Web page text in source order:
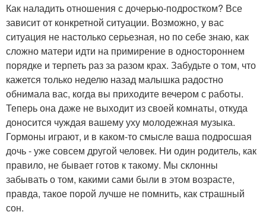
Как наладить отношения с дочерью-подростком? Все
зависит от конкретной ситуации. Возможно, у вас
ситуация не настолько серьезная, но по себе знаю, как
сложно матери идти на примирение в одностороннем
порядке и терпеть раз за разом крах. Забудьте о том, что
кажется только неделю назад малышка радостно
обнимала вас, когда вы приходите вечером с работы.
Теперь она даже не выходит из своей комнаты, откуда
доносится чуждая вашему уху молодежная музыка.
Гормоны играют, и в каком-то смысле ваша подросшая
дочь - уже совсем другой человек. Ни один родитель, как
правило, не бывает готов к такому. Мы склонны
забывать о том, какими сами были в этом возрасте,
правда, такое порой лучше не помнить, как страшный
сон.